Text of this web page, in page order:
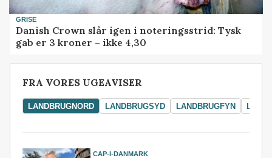
GRISE
Danish Crown slår igen i noteringsstrid: Tysk
gab er 3 kroner – ikke 4,30
FRA VORES UGEAVISER
LANDBRUGNORD LANDBRUGSYD LANDBRUGFYN
CAP-I-DANMARK